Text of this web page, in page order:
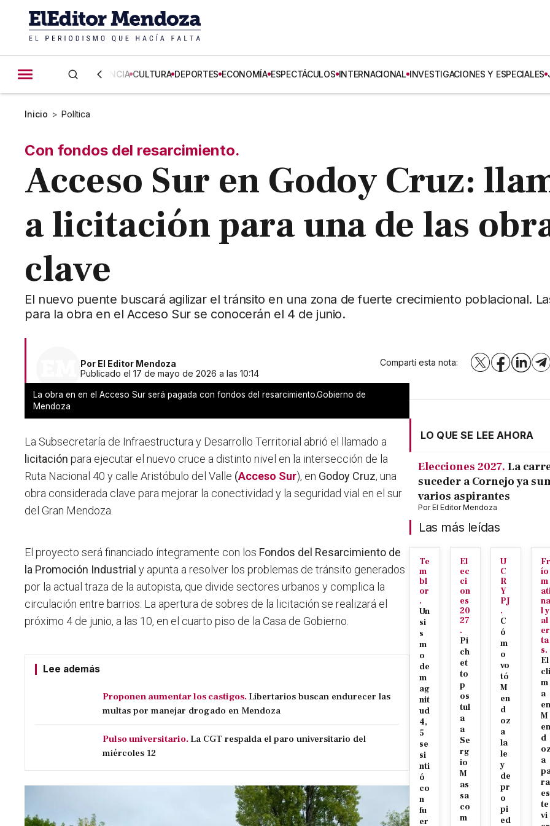
CIENCIA CULTURA DEPORTES ECONOMÍA ESPECTÁCULOS INTERNACIONAL INVESTIGACIONES Y ESPECIALES
Inicio > Política
Con fondos del resarcimiento.
Acceso Sur en Godoy Cruz:
a licitación para una de las
clave
El nuevo puente buscará agilizar el tránsito en una zona de fuerte crecimiento poblacional.
para la obra en el Acceso Sur se conocerán el 4 de junio.
Por El Editor Mendoza
Publicado el 17 de mayo de 2026 a las 10:14
Compartí esta nota: X Facebook
La obra en en el Acceso Sur será pagada con fondos del resarcimiento.Gobierno de
Mendoza
La Subsecretaría de Infraestructura y Desarrollo Territorial abrió el llamado a
licitación para ejecutar el nuevo cruce a distinto nivel en la intersección de la
Ruta Nacional 40 y calle Aristóbulo del Valle (Acceso Sur), en Godoy Cruz, una
obra considerada clave para mejorar la conectividad y la seguridad vial en el sur
del Gran Mendoza.
El proyecto será financiado íntegramente con los Fondos del Resarcimiento de
la Promoción Industrialy apunta a resolver los problemas de tránsito generados
por la actual traza de la autopista, que divide sectores urbanos y complica la
circulación entre barrios. La apertura de sobres de la licitación se realizará el
próximo 4 de junio, a las 10, en el cuarto piso de la Casa de Gobierno.
Lee además
Proponen aumentar los castigos. Libertarios buscan endurecer las
multas por manejar drogado en Mendoza
Pulso universitario. La CGT respalda el paro universitario del
miércoles 12
LO QUE SE LEE AHORA
Elecciones 2027. La
suceder a Cornejo ya
varios aspirantes
PorEl Editor Mendoza
Las más leídas
Te
m
bl
or
.
Un
si
s
m
o
de
m
ag
nit
ud
4,
5
se
si
nti
ó
co
n
fu
er
El
ec
ci
on
es
20
27
.
Pi
ch
et
to
p
os
tul
a
a
Se
rg
io
M
as
sa
co
m
U
C
R
Y
PJ
.
C
ó
m
o
vo
tó
M
en
d
oz
a
la
le
y
de
pr
o
pi
ed
Fr
ío
m
na
l y
al
er
ta
s.
El
cli
m
a
en
M
en
d
oz
a
ra
es
te
vi